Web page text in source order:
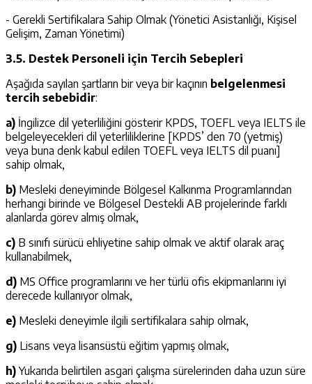
- Gerekli Sertifikalara Sahip Olmak (Yönetici Asistanlığı, Kişisel
Gelişim, Zaman Yönetimi)
3.5. Destek Personeli için Tercih Sebepleri
Aşağıda sayılan şartların bir veya bir kaçının belgelenmesi
tercih sebebidir:
a) İngilizce dil yeterliliğini gösterir KPDS, TOEFL veya IELTS ile
belgeleyecekleri dil yeterliliklerine [KPDS’ den 70 (yetmiş)
veya buna denk kabul edilen TOEFL veya IELTS dil puanı]
sahip olmak,
b) Mesleki deneyiminde Bölgesel Kalkınma Programlarından
herhangi birinde ve Bölgesel Destekli AB projelerinde farklı
alanlarda görev almış olmak,
c) B sınıfı sürücü ehliyetine sahip olmak ve aktif olarak araç
kullanabilmek,
d) MS Office programlarını ve her türlü ofis ekipmanlarını iyi
derecede kullanıyor olmak,
e) Mesleki deneyimle ilgili sertifikalara sahip olmak,
g) Lisans veya lisansüstü eğitim yapmış olmak,
h)Yukarıda belirtilen asgari çalışma sürelerinden daha uzun süre